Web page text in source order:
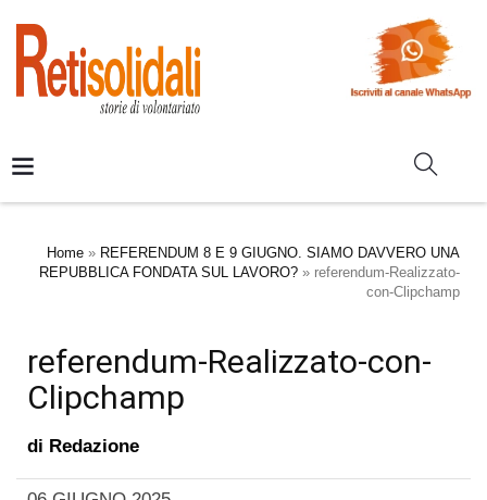
Home » REFERENDUM 8 E 9 GIUGNO. SIAMO DAVVERO UNA
REPUBBLICA FONDATA SUL LAVORO? » referendum-Realizzato-
con-Clipchamp
referendum-Realizzato-con-
Clipchamp
di Redazione